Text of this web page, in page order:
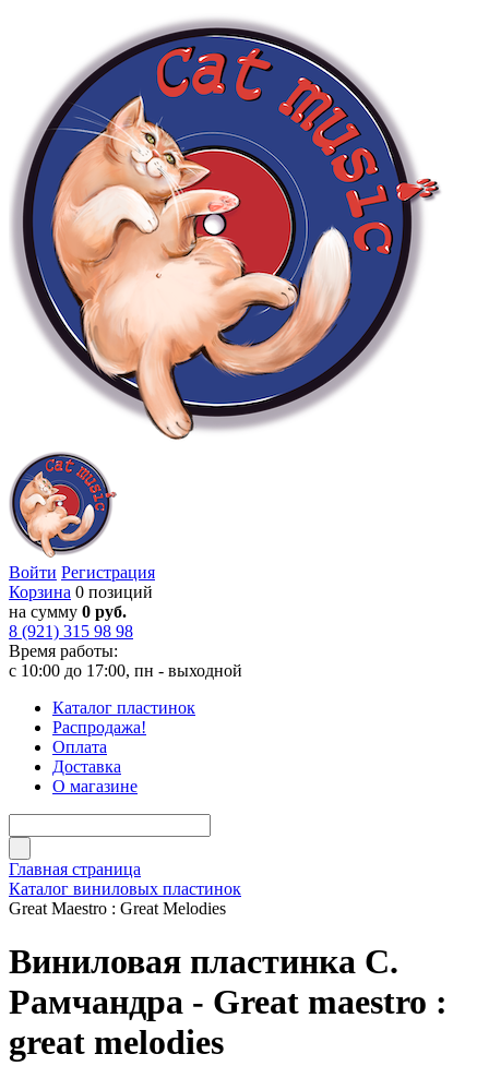
Войти Регистрация
Корзина 0 позиций
на сумму 0 руб.
8 (921) 315 98 98
Время работы:
с 10:00 до 17:00, пн - выходной
Каталог пластинок
Распродажа!
Оплата
Доставка
О магазине
Главная страница
Каталог виниловых пластинок
Great Maestro : Great Melodies
Виниловая пластинка С.
Рамчандра - Great maestro :
great melodies